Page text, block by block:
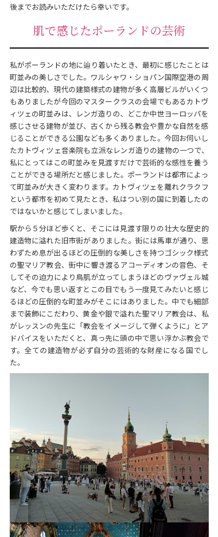
後までお読みいただけたら幸いです。
肌で感じたポーランドの芸術
私がポーランドの地に辿り着いたとき、最初に感じたことは
町並みの美しさでした。ワルシャワ・ショパン国際空港の周
辺は比較的、現代の建築様式の建物が多く高層ビルがいくつ
もありましたが今回のマスタークラスの会場でもあるカトヴ
ィツェの町並みは、レンガ造りの、どこか中世ヨーロッパを
感じさせる建物が並び、古くから残る教会や豊かな自然を感
じることができる公園なども多くありました。今回お伺いし
たカトヴィツェ音楽院も立派なレンガ造りの建物の一つで、
私にとってはこの町並みを見渡すだけで芸術的な感性を養う
ことができる場所だと感じました。ポーランドは都市によっ
て町並みが大きく変わります。カトヴィツェを離れクラクフ
という都市を初めて見たとき、私はつい別の国に到着したの
ではないかと感じてしまいました。
駅から５分ほど歩くと、そこには見渡す限りの壮大な歴史的
建造物に溢れた旧市街がありました。街には馬車が通り、思
わずため息が出るほどの圧倒的な美しさを持つゴシック様式
の聖マリア教会、街中に響き渡るアコーディオンの音色、そ
してその迫力により鳥肌が立ってしまうほどのヴァヴェル城
など、今でも思い返すとこの目でもう一度見てみたいと感じ
るほどの圧倒的な町並みがそこにはありました。中でも細部
まで装飾にこだわり、黄金や銀で溢れた聖マリア教会は、私
がレッスンの先生に「教会をイメージして弾くように」とア
ドバイスをいただくと、真っ先に頭の中で思い浮かぶ教会で
す。全ての建造物が必ず自分の芸術的な財産になる国でし
た。